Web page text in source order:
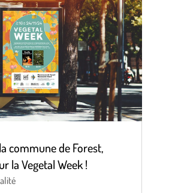
commune de Forest,
la Vegetal Week !